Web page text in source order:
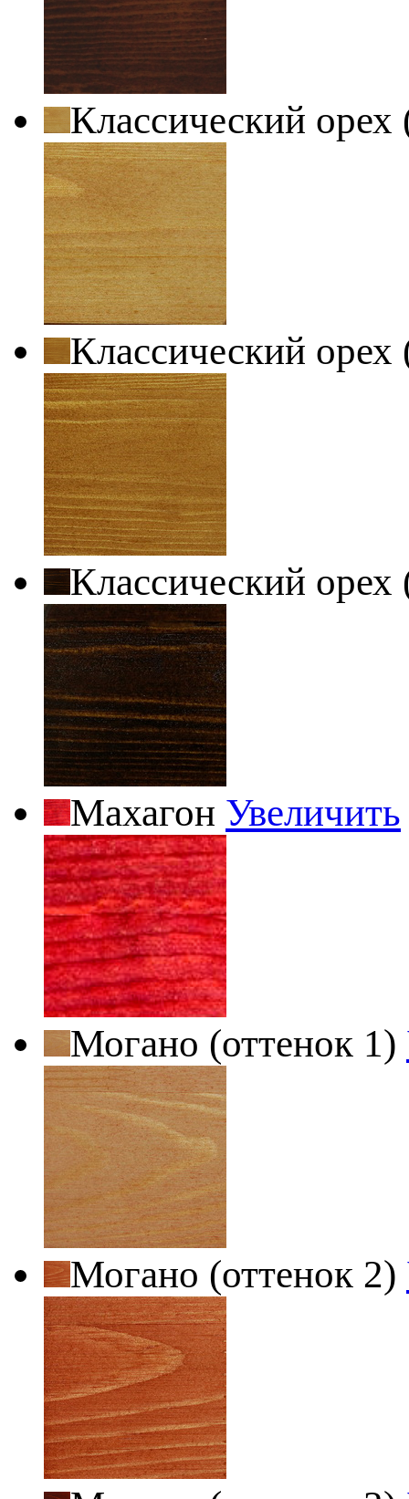
Классический
Классический
Классический
Махагон Увеличить
Могано (оттенок 1)
Могано (оттенок 2)